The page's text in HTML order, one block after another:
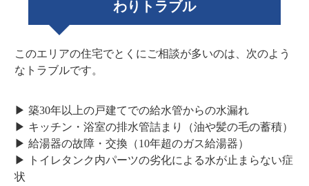
わりトラブル
このエリアの住宅でとくにご相談が多いのは、次のよう
なトラブルです。
▶ 築30年以上の戸建てでの給水管からの水漏れ
▶ キッチン・浴室の排水管詰まり（油や髪の毛の蓄積）
▶ 給湯器の故障・交換（10年超のガス給湯器）
▶ トイレタンク内パーツの劣化による水が止まらない症
状